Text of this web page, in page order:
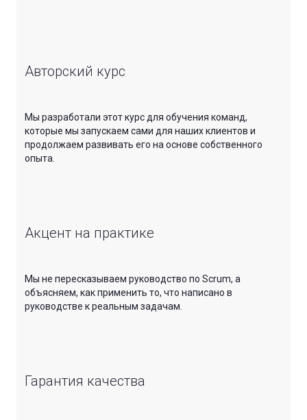
Авторский курс
Мы разработали этот курс для обучения команд,
которые мы запускаем сами для наших клиентов и
продолжаем развивать его на основе собственного
опыта.
Акцент на практике
Мы не пересказываем руководство по Scrum, а
объясняем, как применить то, что написано в
руководстве к реальным задачам.
Гарантия качества